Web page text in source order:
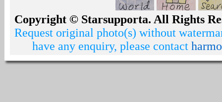
Copyright © Starsupporta. All Rights
Request original photo(s) without
have any enquiry, please contact